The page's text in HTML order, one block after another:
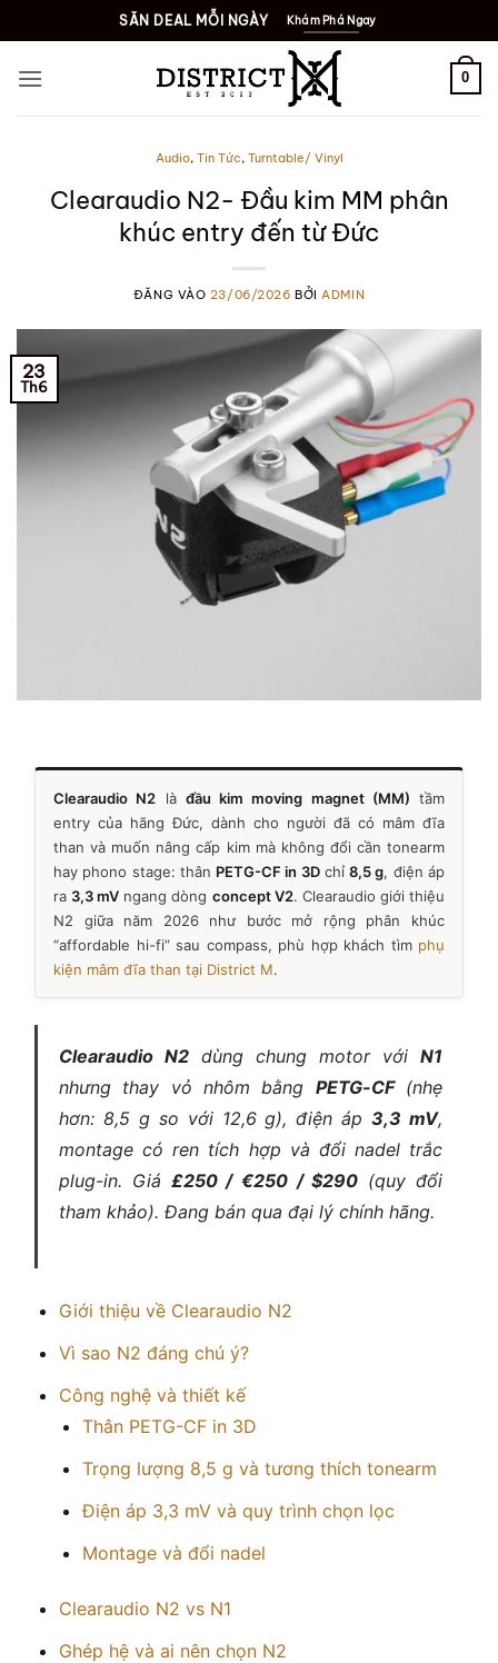
qua
nội
SĂN DEAL MỖI NGÀY Khám Phá Ngay
0
Audio, Tin Tức, Turntable/ Vinyl
Clearaudio N2- Đầu kim MM phân
khúc entry đến từ Đức
ĐĂNG VÀO 23/06/2026 BỞI ADMIN
23
Th6
Clearaudio N2 là đầu kim moving magnet (MM) tầm
entry của hãng Đức, dành cho người đã có mâm đĩa
than và muốn nâng cấp kim mà không đổi cần tonearm
hay phono stage: thân PETG-CF in 3Dchỉ8,5 g, điện áp
ra 3,3 mV ngang dòng concept V2. Clearaudio giới thiệu
N2 giữa năm 2026 như bước mở rộng phân khúc
“affordable hi-fi” sau compass, phù hợp khách tìm phụ
kiện mâm đĩa than tại District M.
Clearaudio N2 dùng chung motor với N1
nhưng thay vỏ nhôm bằng PETG-CF(nhẹ
hơn: 8,5 g so với 12,6 g), điện áp 3,3 mV,
montage có ren tích hợp và đổi nadel trắc
plug-in. Giá £250 / €250 / $290 (quy đổi
tham khảo). Đang bán qua đại lý chính hãng.
Giới thiệu về Clearaudio N2
Vì sao N2 đáng chú ý?
Công nghệ và thiết kế
Thân PETG-CF in 3D
Trọng lượng 8,5 g và tương thích tonearm
Điện áp 3,3 mV và quy trình chọn lọc
Montage và đổi nadel
Clearaudio N2 vs N1
Ghép hệ và ai nên chọn N2